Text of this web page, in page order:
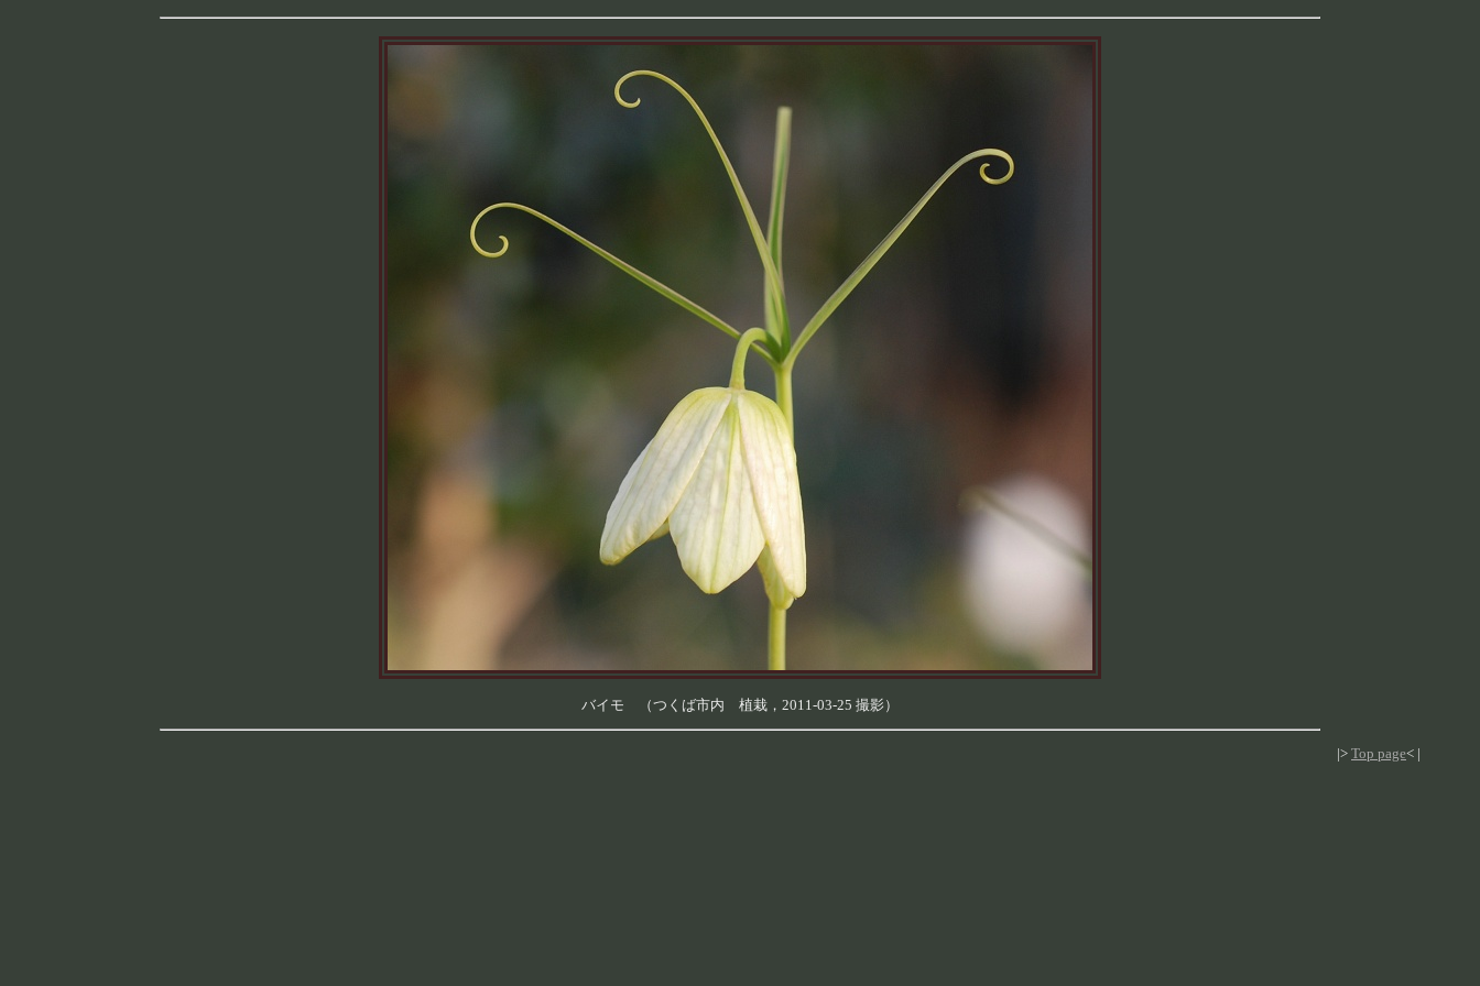
バイモ （つくば市内 植栽，2011-03-25 撮影）
|> Top page< |